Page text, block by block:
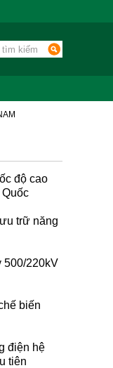
độ cao
trữ năng
500/220kV
biến
điện hệ
tiên